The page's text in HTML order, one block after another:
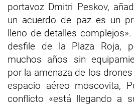
portavoz Dmitri Peskov,
un acuerdo de paz es un
lleno de detalles
desfile de la Plaza Roja,
muchos años sin
por la amenaza de los
espacio aéreo moscovita,
conflicto «está llegando a